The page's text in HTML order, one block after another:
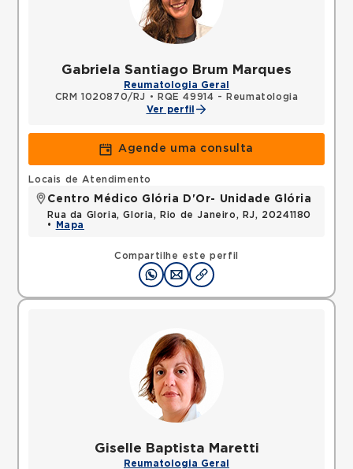
Gabriela Santiago Brum Marques
Reumatologia Geral
CRM 1020870/RJ •
RQE 49914 - Reumatologia
Ver perfil
Agende uma consulta
Compartilhe este perfil
Locais de Atendimento
Centro Médico Glória D'Or- Unidade Glória
Rua da Gloria, Gloria, Rio de Janeiro, RJ, 20241180
•
Mapa
Giselle Baptista Maretti
Reumatologia Geral